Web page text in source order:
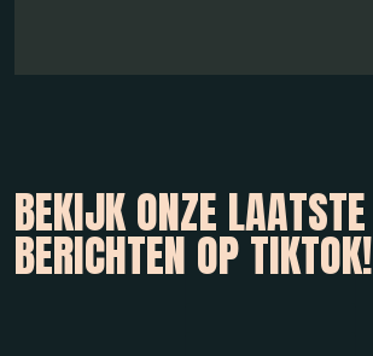
BEKIJK ONZE LAATSTE
BERICHTEN OP TIKTOK!